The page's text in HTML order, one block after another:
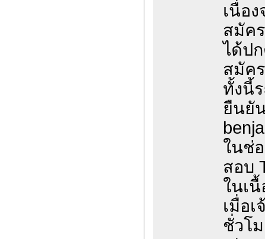
เนื่อ
สมัค
ได้ป
สมัค
ทั้งนี้
ยืนยั
ในช่
สอบ
ในเ
เมื่อ
ชั่วโ